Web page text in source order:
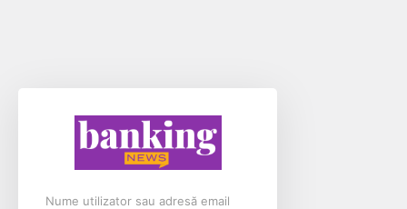
Nume utilizator sau adresă email